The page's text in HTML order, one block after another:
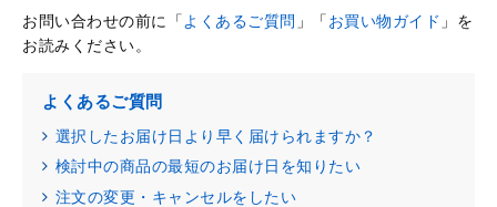
お問い合わせの前に「よくあるご質問 」「お買い物ガイド 」を
お読みください。
よくあるご質問
選択したお届け日より早く届けられますか？
検討中の商品の最短のお届け日を知りたい
注文の変更・キャンセルをしたい